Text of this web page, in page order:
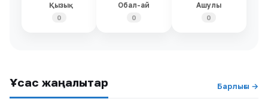
Қызық
0
Обал-ай
0
Ашулы
0
Ұқсас жаңалықтар Барлығы →